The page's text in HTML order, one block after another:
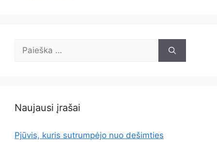
Ieškoti:
Naujausi įrašai
Pjūvis, kuris sutrumpėjo nuo dešimties